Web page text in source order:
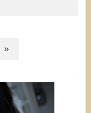
»